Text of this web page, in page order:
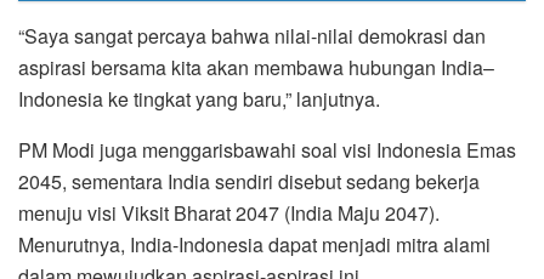
“Saya sangat percaya bahwa nilai-nilai demokrasi dan
aspirasi bersama kita akan membawa hubungan India–
Indonesia ke tingkat yang baru,” lanjutnya.
PM Modi juga menggarisbawahi soal visi Indonesia Emas
2045, sementara India sendiri disebut sedang bekerja
menuju visi Viksit Bharat 2047 (India Maju 2047).
Menurutnya, India-Indonesia dapat menjadi mitra alami